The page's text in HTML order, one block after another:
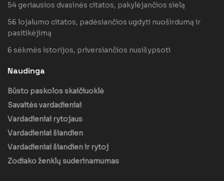
54 geriausios dvasinės citatos, pakylėjančios sielą
56 lojalumo citatos, padėsiančios ugdyti nuoširdumą ir
pasitikėjimą
6 sėkmės istorijos, priversiančios nusišypsoti
Naudinga
Būsto paskolos skaičiuoklė
Savaitės vardadieniai
Vardadieniai rytojaus
Vardadieniai šiandien
Vardadieniai šiandien ir rytoj
Zodiako ženklų suderinamumas